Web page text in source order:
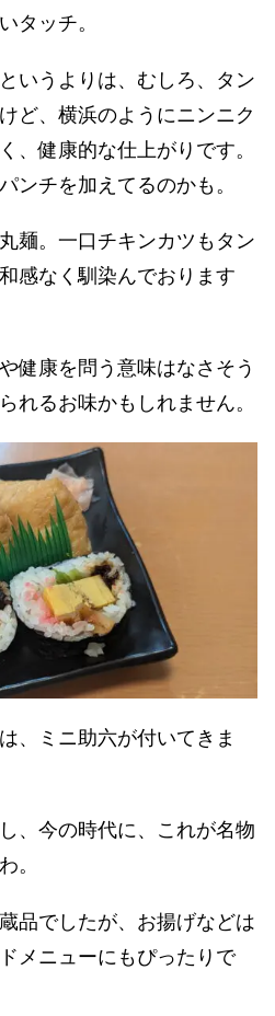
タッチ。
いうよりは、むしろ、タン
ど、横浜のようにニンニク
、健康的な仕上がりです。
ンチを加えてるのかも。
麺。一口チキンカツもタン
感なく馴染んでおります
健康を問う意味はなさそう
れるお味かもしれません。
、ミニ助六が付いてきま
、今の時代に、これが名物
。
品でしたが、お揚げなどは
メニューにもぴったりで